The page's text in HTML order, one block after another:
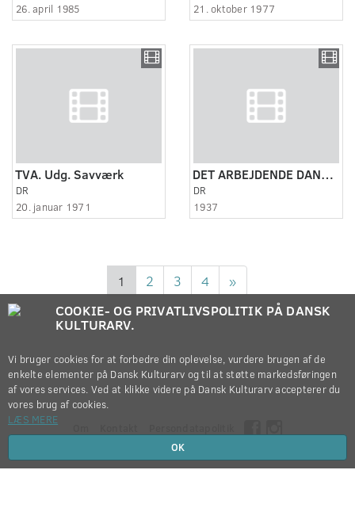
26. april 1985
21. oktober 1977
TVA. Udg. Savværk
DR
20. januar 1971
DET ARBEJDENDE DANMARK CA. 1937. LANG VERSION
DR
1937
1 2 3 4 »
Copyright © 2012-2026
COOKIE- OG PRIVATLIVSPOLITIK PÅ DANSK
KULTURARV.
Vi bruger cookies for at forbedre din oplevelse, vurdere brugen af de
enkelte elementer på Dansk Kulturarv og til at støtte markedsføringen
af vores services. Ved at klikke videre på Dansk Kulturarv accepterer du
vores brug af cookies.
LÆS MERE
OK